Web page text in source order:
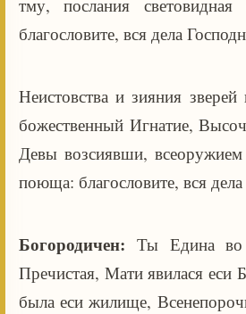
тму, послания
благословите, вся дела
Неистовства и зияния
божественный Игнатие,
Девы возсиявши,
поюща: благословите, вся
Богородичен:Ты Едина во
Пречистая, Мати явилася еси
была еси жилище,